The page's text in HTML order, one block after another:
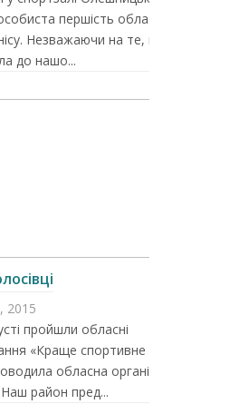
першість області з
Незважаючи на те, що
до нашо...
2015
пройшли обласні
«Краще спортивне село
обласна організація
район пред...